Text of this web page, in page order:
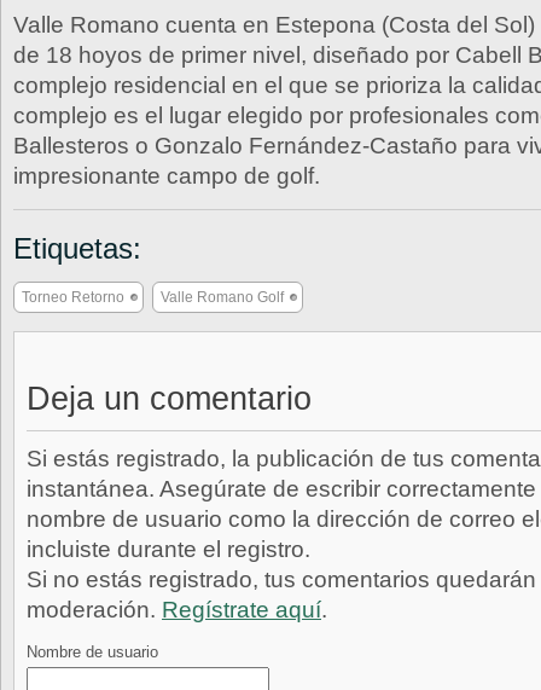
Valle Romano cuenta en Estepona (Costa del
de 18 hoyos de primer nivel, diseñado por Cabell
complejo residencial en el que se prioriza la
complejo es el lugar elegido por profesionales
Ballesteros o Gonzalo Fernández-Castaño para
impresionante campo de golf.
Etiquetas:
Torneo Retorno Valle Romano Golf
Deja un comentario
Si estás registrado, la publicación de tus
instantánea. Asegúrate de escribir
nombre de usuario como la dirección de correo
incluiste durante el registro.
Si no estás registrado, tus comentarios
moderación. Regístrate aquí.
Nombre de usuario